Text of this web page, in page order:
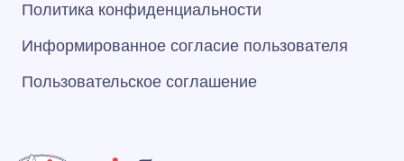
Политика конфиденциальности
Информированное согласие пользователя
Пользовательское соглашение